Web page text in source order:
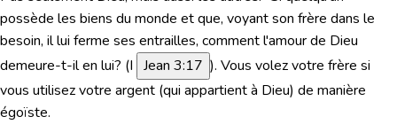
possède les biens du monde et que, voyant son frère dans le
besoin, il lui ferme ses entrailles, comment l'amour de Dieu
demeure-t-il en lui? (I Jean 3:17 ). Vous volez votre frère si
vous utilisez votre argent (qui appartient à Dieu) de manière
égoïste.